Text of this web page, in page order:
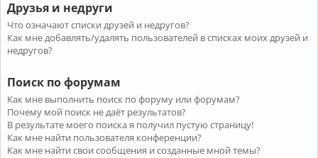
Друзья и недруги
Что означают списки друзей и недругов?
Как мне добавлять/удалять пользователей в списках моих друзей и
недругов?
Поиск по форумам
Как мне выполнить поиск по форуму или форумам?
Почему мой поиск не даёт результатов?
В результате моего поиска я получил пустую страницу!
Как мне найти пользователя конференции?
Как мне найти свои сообщения и созданные мной темы?